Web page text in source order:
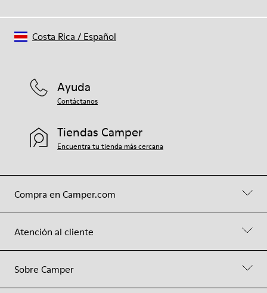
Compra en Camper.com
Atención al cliente
Sobre Camper
Ayuda
Contáctanos
Tiendas Camper
Encuentra tu tienda más cercana
Costa Rica / Español